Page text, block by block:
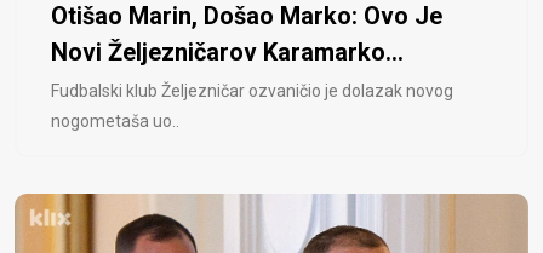
Otišao Marin, Došao Marko: Ovo Je
Novi Željezničarov Karamarko...
Fudbalski klub Željezničar ozvaničio je dolazak novog
nogometaša uo..